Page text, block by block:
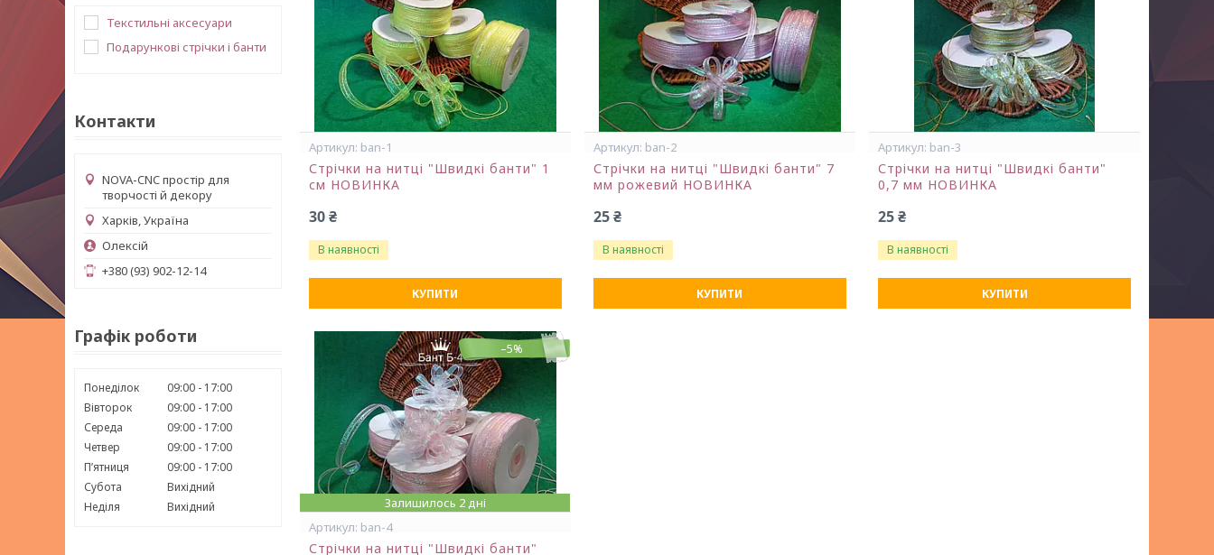
Текстильні аксесуари
Подарункові стрічки і банти
Контакти
NOVA-CNC простір для
творчості й декору
Харків, Україна
Олексій
+380 (93) 902-12-14
Графік роботи
Понеділок 09:00
17:00
Вівторок
09:00
17:00
Середа
09:00
17:00
Четвер
09:00
17:00
Пʼятниця
09:00
17:00
Субота
Вихідний
Неділя
Вихідний
ban-1
Стрічки на нитці "Швидкі банти" 1
см НОВИНКА
30 ₴
В наявності
КУПИТИ
ban-2
Стрічки на нитці "Швидкі банти" 7
мм рожевий НОВИНКА
25 ₴
В наявності
КУПИТИ
ban-3
Стрічки на нитці "Швидкі банти"
0,7 мм НОВИНКА
25 ₴
В наявності
КУПИТИ
–5%
Залишилось 2 дні
ban-4
Стрічки на нитці "Швидкі банти"